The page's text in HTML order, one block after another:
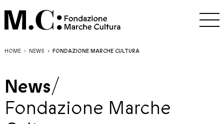
HOME NEWS FONDAZIONE MARCHE CULTURA
News/
Fondazione Marche